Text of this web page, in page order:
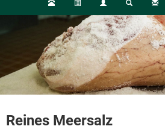
Reines Meersalz